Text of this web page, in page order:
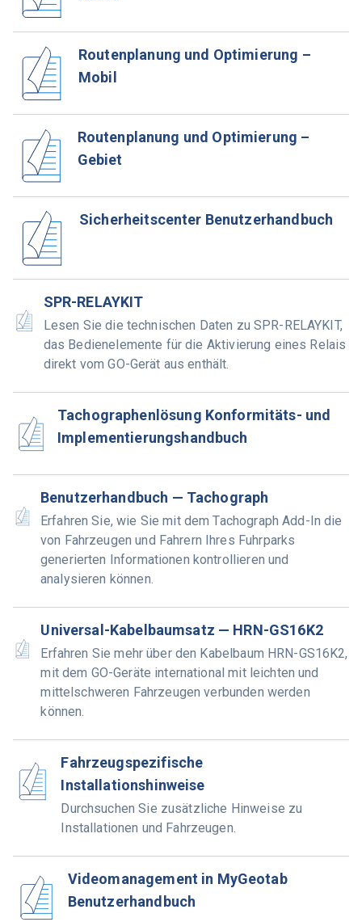
Routenplanung und Optimierung –
Mobil
Routenplanung und Optimierung –
Gebiet
Sicherheitscenter Benutzerhandbuch
SPR-RELAYKIT
Lesen Sie die technischen Daten zu SPR-RELAYKIT,
das Bedienelemente für die Aktivierung eines Relais
direkt vom GO-Gerät aus enthält.
Tachographenlösung Konformitäts- und
Implementierungshandbuch
Benutzerhandbuch — Tachograph
Erfahren Sie, wie Sie mit dem Tachograph Add-In die
von Fahrzeugen und Fahrern Ihres Fuhrparks
generierten Informationen kontrollieren und
analysieren können.
Universal-Kabelbaumsatz — HRN-GS16K2
Erfahren Sie mehr über den Kabelbaum HRN-GS16K2,
mit dem GO-Geräte international mit leichten und
mittelschweren Fahrzeugen verbunden werden
können.
Fahrzeugspezifische
Installationshinweise
Durchsuchen Sie zusätzliche Hinweise zu
Installationen und Fahrzeugen.
Videomanagement in MyGeotab
Benutzerhandbuch